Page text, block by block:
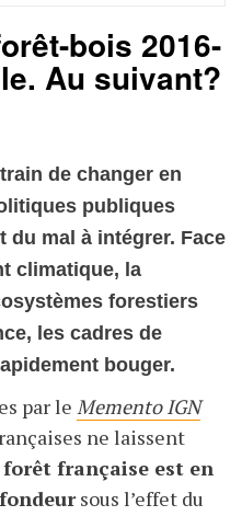
bois 2016-
Au suivant?
de changer en
publiques
mal à intégrer. Face
climatique, la
forestiers
les cadres de
bouger.
par le Memento IGN
ne laissent
française est en
sous l’effet du